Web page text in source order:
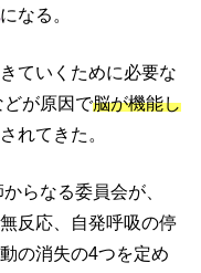
になる。
ていくために必要な
が原因で脳が機能し
れてきた。
らなる委員会が、
反応、自発呼吸の停
の消失の4つを定め